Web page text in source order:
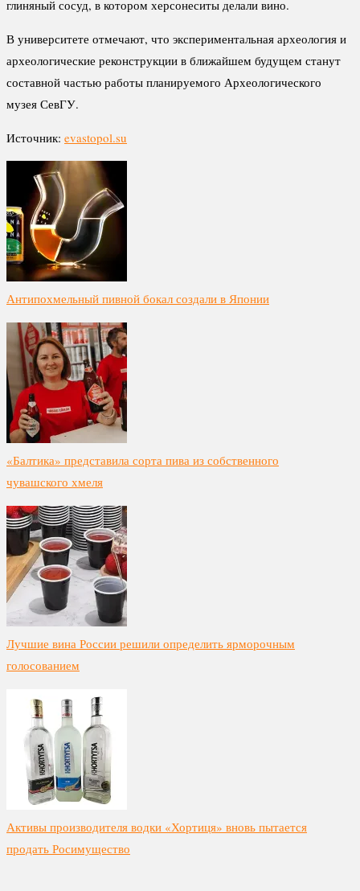
глиняный сосуд, в котором херсонеситы делали вино.
В университете отмечают, что экспериментальная археология и
археологические реконструкции в ближайшем будущем станут
составной частью работы планируемого Археологического
музея СевГУ.
Источник: evastopol.su
Антипохмельный пивной бокал создали в Японии
«Балтика» представила сорта пива из собственного
чувашского хмеля
Лучшие вина России решили определить ярморочным
голосованием
Активы производителя водки «Хортиця» вновь пытается
продать Росимущество